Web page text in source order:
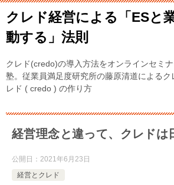
クレド経営による「ESと
動する」法則
クレド(credo)の導入方法をオンラインセミ
塾。従業員満足度研究所の藤原清道によるク
レド ( credo ) の作り方
経営理念と違って、クレドは
公開日： 2021年6月23日
経営とクレド